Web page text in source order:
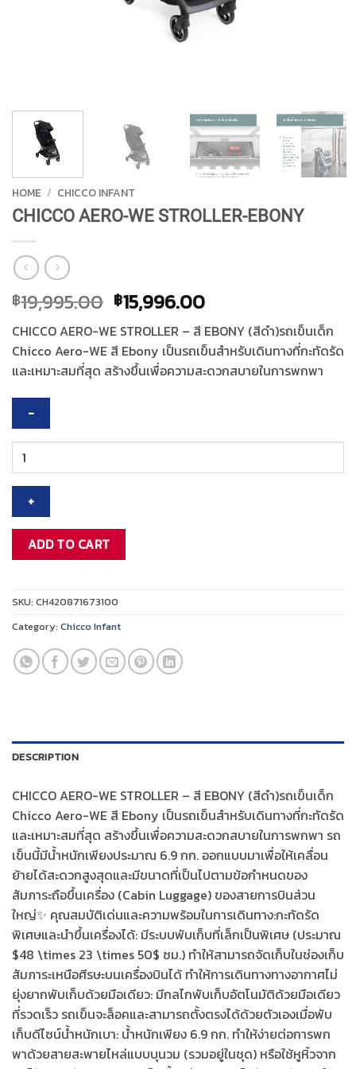
HOME / CHICCO INFANT
CHICCO AERO-WE STROLLER-EBONY
฿19,995.00 Original
price
was:
฿19,995.00.
฿15,996.00Current
price
is:
฿15,996.00.
CHICCO AERO-WE STROLLER – สี EBONY (สีดำ)รถเข็นเด็ก
Chicco Aero-WE สี Ebony เป็นรถเข็นสำหรับเดินทางที่กะทัดรัด
และเหมาะสมที่สุด สร้างขึ้นเพื่อความสะดวกสบายในการพกพา
CHICCO
AERO-
WE
STROLLER-
EBONY
quantity
ADD TO CART
SKU: CH420871673100
Category: Chicco Infant
DESCRIPTION
CHICCO AERO-WE STROLLER – สี EBONY (สีดำ)รถเข็นเด็ก
Chicco Aero-WE สี Ebony เป็นรถเข็นสำหรับเดินทางที่กะทัดรัด
และเหมาะสมที่สุด สร้างขึ้นเพื่อความสะดวกสบายในการพกพา รถ
เข็นนี้มีน้ำหนักเพียงประมาณ 6.9 กก. ออกแบบมาเพื่อให้เคลื่อน
ย้ายได้สะดวกสูงสุดและมีขนาดที่เป็นไปตามข้อกำหนดของ
สัมภาระถือขึ้นเครื่อง (Cabin Luggage) ของสายการบินส่วน
ใหญ่✨ คุณสมบัติเด่นและความพร้อมในการเดินทาง:กะทัดรัด
พิเศษและนำขึ้นเครื่องได้: มีระบบพับเก็บที่เล็กเป็นพิเศษ (ประมาณ
$48 \times 23 \times 50$ ซม.) ทำให้สามารถจัดเก็บในช่องเก็บ
สัมภาระเหนือศีรษะบนเครื่องบินได้ ทำให้การเดินทางทางอากาศไม่
ยุ่งยากพับเก็บด้วยมือเดียว: มีกลไกพับเก็บอัตโนมัติด้วยมือเดียว
ที่รวดเร็ว รถเข็นจะล็อคและสามารถตั้งตรงได้ด้วยตัวเองเมื่อพับ
เก็บดีไซน์น้ำหนักเบา: น้ำหนักเพียง 6.9 กก. ทำให้ง่ายต่อการพก
พาด้วยสายสะพายไหล่แบบบุนวม (รวมอยู่ในชุด) หรือใช้หูหิ้วจาก